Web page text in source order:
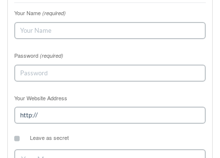
Your Name (required)
Password (required)
Your Website Address
Leave as secret